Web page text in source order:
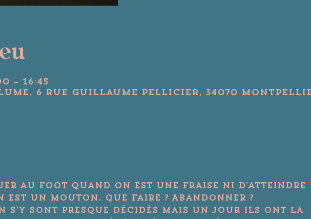
– 16:45
6 Rue Guillaume Pellicier, 34070
au foot quand on est une Fraise ni d'atteindre
un Mouton. Que faire ? Abandonner ?
s’y sont presque décidés mais un jour ils ont la